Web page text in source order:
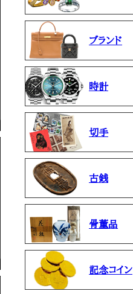
ブランド
時計
切手
古銭
骨董品
記念コイン